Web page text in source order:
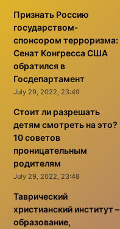
Признать Россию
государством-
спонсором терроризма:
Сенат Конгресса США
обратился в
Госдепартамент
July 29, 2022, 23:49
Стоит ли разрешать
детям смотреть на это?
10 советов
проницательным
родителям
July 29, 2022, 23:48
Таврический
христианский институт –
образование,